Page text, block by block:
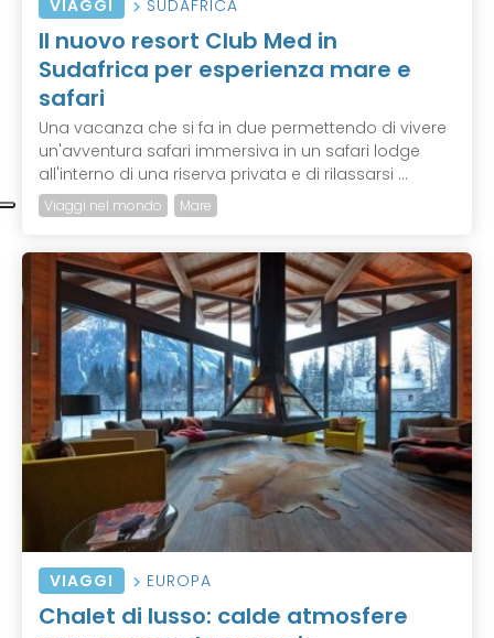
VIAGGI SUDAFRICA
Il nuovo resort Club Med in
Sudafrica per esperienza mare e
safari
Una vacanza che si fa in due permettendo di vivere
un'avventura safari immersiva in un safari lodge
all'interno di una riserva privata e di rilassarsi ...
Viaggi nel mondo Mare
VIAGGI EUROPA
Chalet di lusso: calde atmosfere